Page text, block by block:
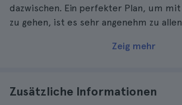
dazwischen. Ein perfekter Plan, um
zu gehen, ist es sehr angenehm zu
Zeig mehr
Zusätzliche Informationen